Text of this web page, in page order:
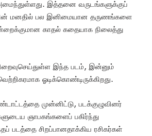
இத்தனை வருடங்களுக்குப்
மனதில் பல இனிமையான தருணங்களை
காதல் கதையாக நிலைத்து
இந்த படம், இன்னும்
ஓடிக்கொண்டிருக்கிறது.
முன்னிட்டு, படக்குழுவினர்
ஞாபகங்களைப் பகிர்ந்து
படத்தை சிறப்பானதாக்கிய ரசிகர்கள்